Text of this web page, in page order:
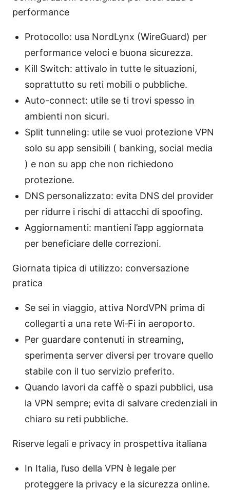
performance
Protocollo: usa NordLynx (WireGuard) per
performance veloci e buona sicurezza.
Kill Switch: attivalo in tutte le situazioni,
soprattutto su reti mobili o pubbliche.
Auto-connect: utile se ti trovi spesso in
ambienti non sicuri.
Split tunneling: utile se vuoi protezione VPN
solo su app sensibili ( banking, social media
) e non su app che non richiedono
protezione.
DNS personalizzato: evita DNS del provider
per ridurre i rischi di attacchi di spoofing.
Aggiornamenti: mantieni l’app aggiornata
per beneficiare delle correzioni.
Giornata tipica di utilizzo: conversazione
pratica
Se sei in viaggio, attiva NordVPN prima di
collegarti a una rete Wi‑Fi in aeroporto.
Per guardare contenuti in streaming,
sperimenta server diversi per trovare quello
stabile con il tuo servizio preferito.
Quando lavori da caffè o spazi pubblici, usa
la VPN sempre; evita di salvare credenziali in
chiaro su reti pubbliche.
Riserve legali e privacy in prospettiva italiana
In Italia, l’uso della VPN è legale per
proteggere la privacy e la sicurezza online.